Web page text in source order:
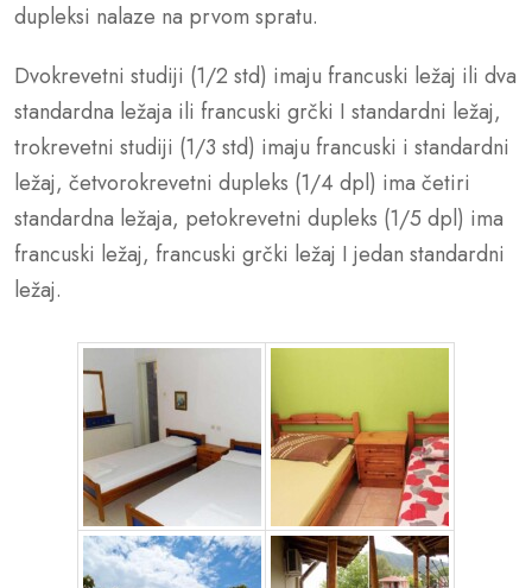
dupleksi nalaze na prvom spratu.
Dvokrevetni studiji (1/2 std) imaju francuski ležaj ili dva
standardna ležaja ili francuski grčki I standardni ležaj,
trokrevetni studiji (1/3 std) imaju francuski i standardni
ležaj, četvorokrevetni dupleks (1/4 dpl) ima četiri
standardna ležaja, petokrevetni dupleks (1/5 dpl) ima
francuski ležaj, francuski grčki ležaj I jedan standardni
ležaj.